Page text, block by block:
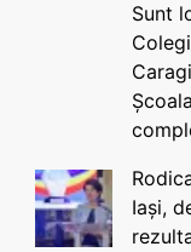
Sunt
Iași,